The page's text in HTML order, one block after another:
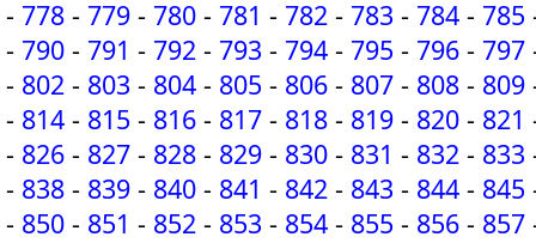
- 778 - 779 - 780 - 781 - 782 - 783 - 784 - 785
- 790 - 791 - 792 - 793 - 794 - 795 - 796 - 797
- 802 - 803 - 804 - 805 - 806 - 807 - 808 - 809
- 814 - 815 - 816 - 817 - 818 - 819 - 820 - 821
- 826 - 827 - 828 - 829 - 830 - 831 - 832 - 833
- 838 - 839 - 840 - 841 - 842 - 843 - 844 - 845
- 850 - 851 - 852 - 853 - 854 - 855 - 856 - 857